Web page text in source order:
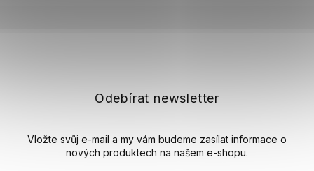
Odebírat newsletter
Vložte svůj e-mail a my vám budeme zasílat informace o
nových produktech na našem e-shopu.